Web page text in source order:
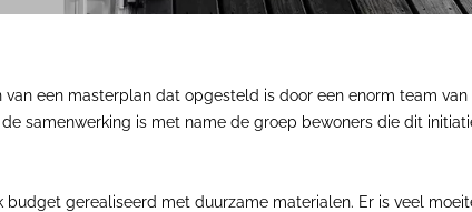
een masterplan dat opgesteld is door een enorm team
samenwerking is met name de groep bewoners die dit
gerealiseerd met duurzame materialen. Er is veel